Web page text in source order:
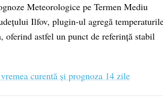
Meteorologice pe Termen Mediu
Ilfov, plugin-ul agregă
astfel un punct de referință stabil
curentă și prognoza 14 zile